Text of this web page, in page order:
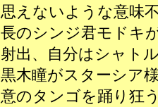
思えないような意味
長のシンジ君モドキ
射出、自分はシャト
黒木瞳がスターシア
意のタンゴを踊り狂